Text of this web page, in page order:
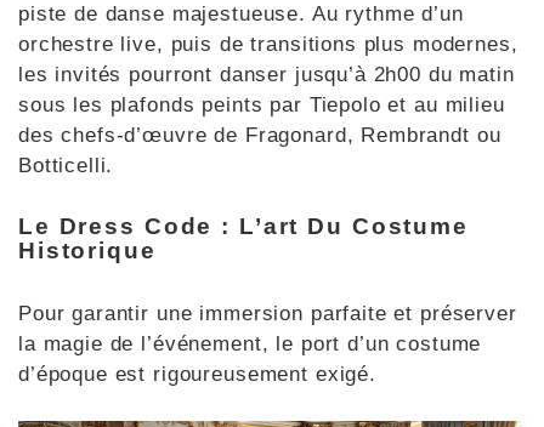
piste de danse majestueuse. Au rythme d’un
orchestre live, puis de transitions plus modernes,
les invités pourront danser jusqu’à 2h00 du matin
sous les plafonds peints par Tiepolo et au milieu
des chefs-d’œuvre de Fragonard, Rembrandt ou
Botticelli.
Le Dress Code : L’art Du Costume
Historique
Pour garantir une immersion parfaite et préserver
la magie de l’événement, le port d’un costume
d’époque est rigoureusement exigé.